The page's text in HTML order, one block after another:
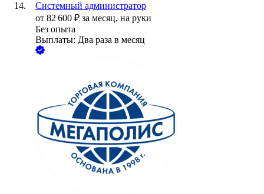
Системный администратор
от 82 600 ₽ за месяц, на руки
Без опыта
Выплаты: Два раза в месяц